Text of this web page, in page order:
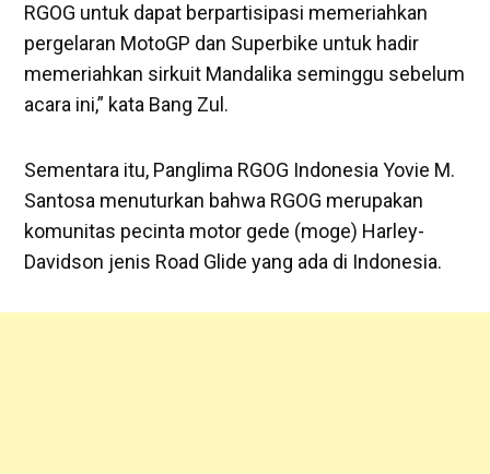
RGOG untuk dapat berpartisipasi memeriahkan
pergelaran MotoGP dan Superbike untuk hadir
memeriahkan sirkuit Mandalika seminggu sebelum
acara ini,” kata Bang Zul.
Sementara itu, Panglima RGOG Indonesia Yovie M.
Santosa menuturkan bahwa RGOG merupakan
komunitas pecinta motor gede (moge) Harley-
Davidson jenis Road Glide yang ada di Indonesia.